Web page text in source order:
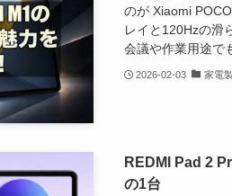
のが Xiaomi
レイと120Hzの滑
会議や作業用途で
2026-02-03 家電
REDMI Pad 2
の1台